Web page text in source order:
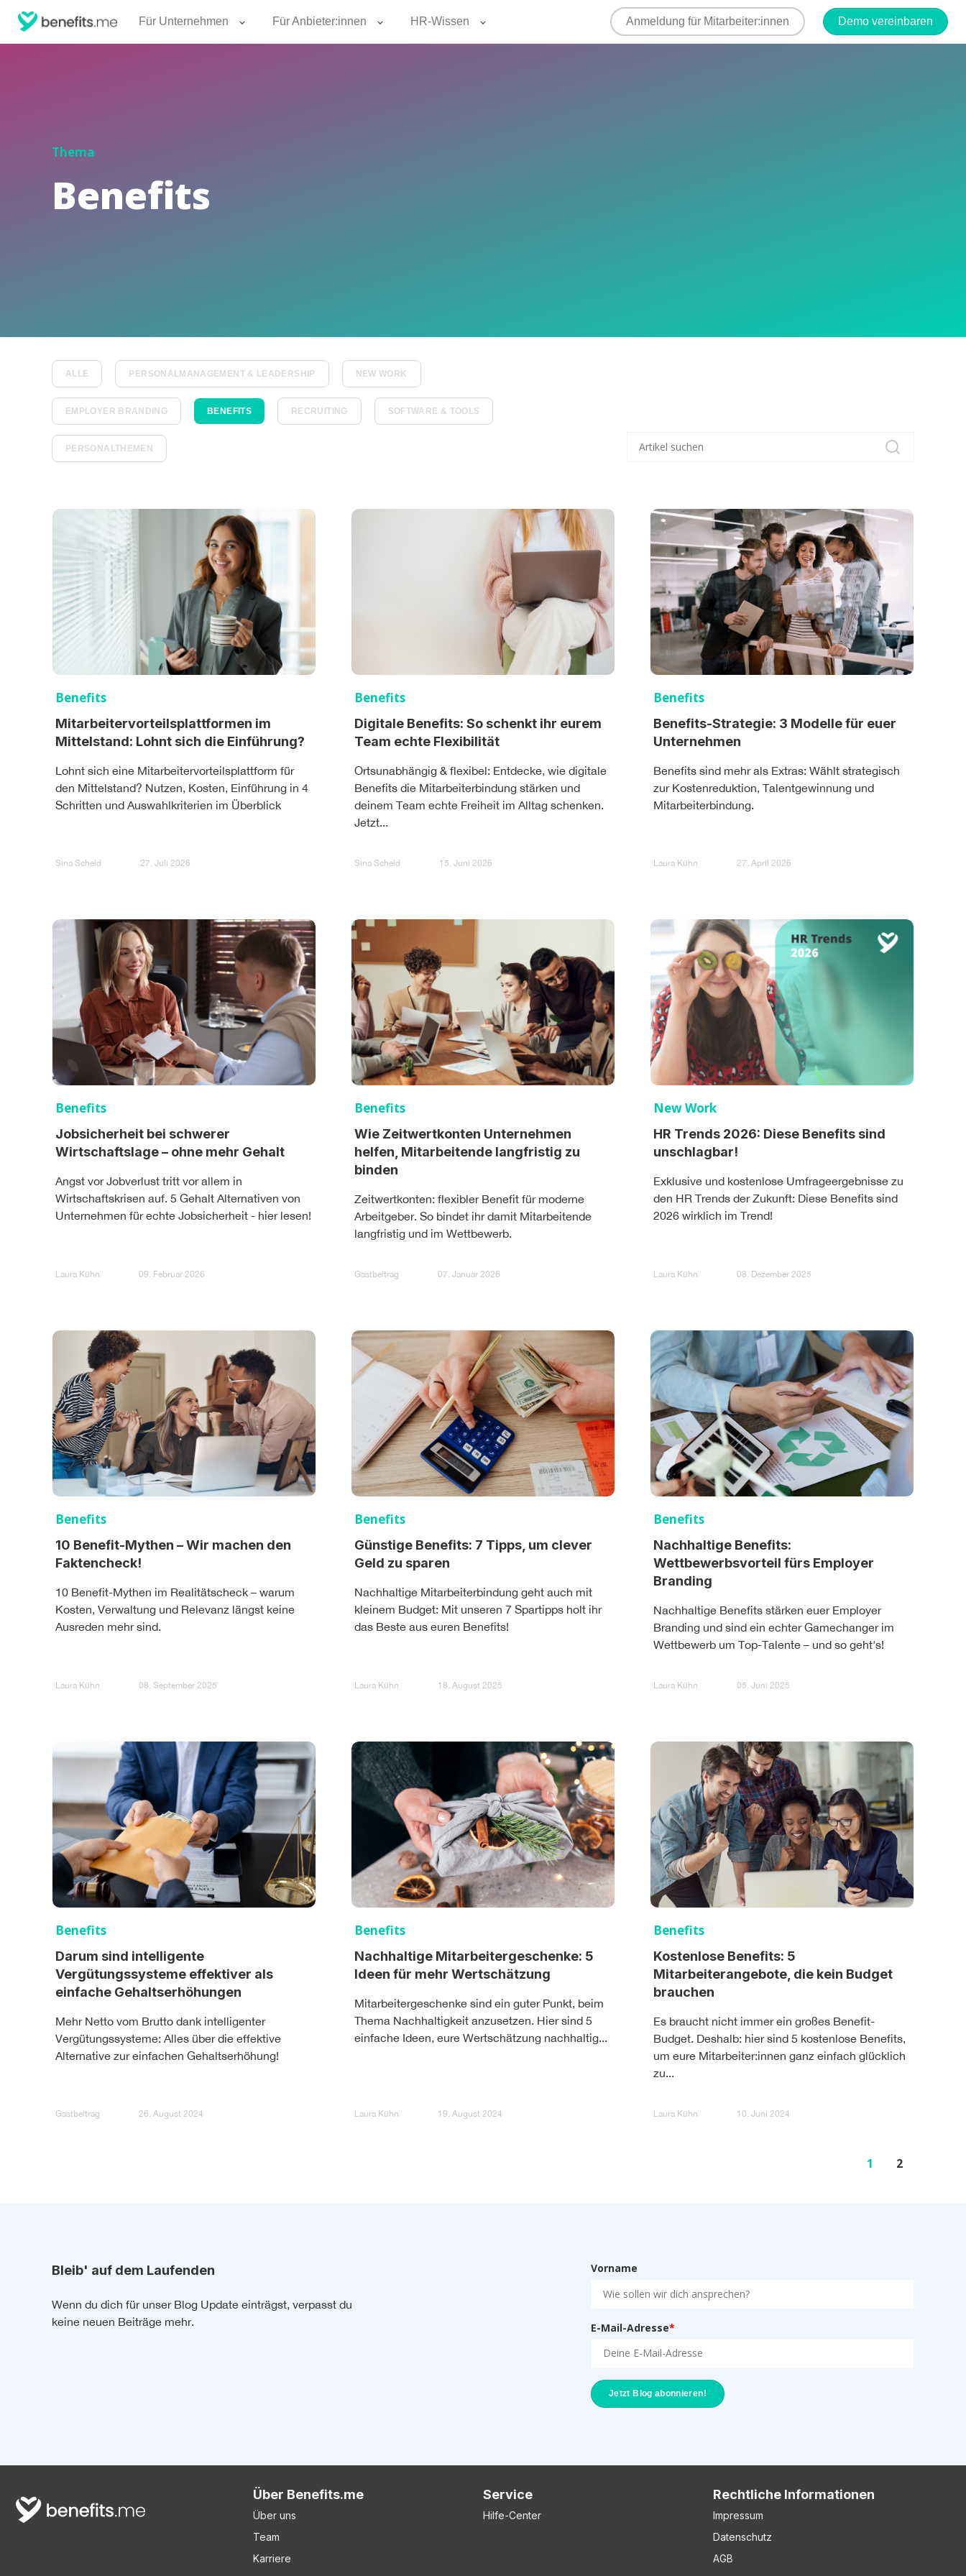
Für Unternehmen Für Anbieter:innen HR-Wissen Anmeldung für Mitarbeiter:innen Demo vereinbaren
Thema
Benefits
ALLE PERSONALMANAGEMENT & LEADERSHIP NEW WORK
EMPLOYER BRANDING BENEFITS RECRUITING SOFTWARE & TOOLS
PERSONALTHEMEN
Benefits
Mitarbeitervorteilsplattformen im
Mittelstand: Lohnt sich die Einführung?
Lohnt sich eine Mitarbeitervorteilsplattform für
den Mittelstand? Nutzen, Kosten, Einführung in 4
Schritten und Auswahlkriterien im Überblick
Sina Scheld 27. Juli 2026
Benefits
Digitale Benefits: So schenkt ihr eurem
Team echte Flexibilität
Ortsunabhängig & flexibel: Entdecke, wie digitale
Benefits die Mitarbeiterbindung stärken und
deinem Team echte Freiheit im Alltag schenken.
Jetzt...
Sina Scheld 15. Juni 2026
Benefits
Benefits-Strategie: 3 Modelle für euer
Unternehmen
Benefits sind mehr als Extras: Wählt strategisch
zur Kostenreduktion, Talentgewinnung und
Mitarbeiterbindung.
Laura Kühn 27. April 2026
Benefits
Jobsicherheit bei schwerer
Wirtschaftslage – ohne mehr Gehalt
Angst vor Jobverlust tritt vor allem in
Wirtschaftskrisen auf. 5 Gehalt Alternativen von
Unternehmen für echte Jobsicherheit - hier lesen!
Laura Kühn 09. Februar 2026
Benefits
Wie Zeitwertkonten Unternehmen
helfen, Mitarbeitende langfristig zu
binden
Zeitwertkonten: flexibler Benefit für moderne
Arbeitgeber. So bindet ihr damit Mitarbeitende
langfristig und im Wettbewerb.
Gastbeitrag 07. Januar 2026
New Work
HR Trends 2026: Diese Benefits sind
unschlagbar!
Exklusive und kostenlose Umfrageergebnisse zu
den HR Trends der Zukunft: Diese Benefits sind
2026 wirklich im Trend!
Laura Kühn 08. Dezember 2025
Benefits
10 Benefit-Mythen – Wir machen den
Faktencheck!
10 Benefit-Mythen im Realitätscheck – warum
Kosten, Verwaltung und Relevanz längst keine
Ausreden mehr sind.
Laura Kühn 08. September 2025
Benefits
Günstige Benefits: 7 Tipps, um clever
Geld zu sparen
Nachhaltige Mitarbeiterbindung geht auch mit
kleinem Budget: Mit unseren 7 Spartipps holt ihr
das Beste aus euren Benefits!
Laura Kühn 18. August 2025
Benefits
Nachhaltige Benefits:
Wettbewerbsvorteil fürs Employer
Branding
Nachhaltige Benefits stärken euer Employer
Branding und sind ein echter Gamechanger im
Wettbewerb um Top-Talente – und so geht's!
Laura Kühn 05. Juni 2025
Benefits
Darum sind intelligente
Vergütungssysteme effektiver als
einfache Gehaltserhöhungen
Mehr Netto vom Brutto dank intelligenter
Vergütungssysteme: Alles über die effektive
Alternative zur einfachen Gehaltserhöhung!
Gastbeitrag 26. August 2024
Benefits
Nachhaltige Mitarbeitergeschenke: 5
Ideen für mehr Wertschätzung
Mitarbeitergeschenke sind ein guter Punkt, beim
Thema Nachhaltigkeit anzusetzen. Hier sind 5
einfache Ideen, eure Wertschätzung nachhaltig...
Laura Kühn 19. August 2024
Benefits
Kostenlose Benefits: 5
Mitarbeiterangebote, die kein Budget
brauchen
Es braucht nicht immer ein großes Benefit-
Budget. Deshalb: hier sind 5 kostenlose Benefits,
um eure Mitarbeiter:innen ganz einfach glücklich
zu...
Laura Kühn 10. Juni 2024
1 2
Bleib' auf dem Laufenden
Wenn du dich für unser Blog Update einträgst, verpasst du
keine neuen Beiträge mehr.
Vorname
E-Mail-Adresse*
Über Benefits.me
Über uns
Team
Karriere
Service
Hilfe-Center
Rechtliche Informationen
Impressum
Datenschutz
AGB